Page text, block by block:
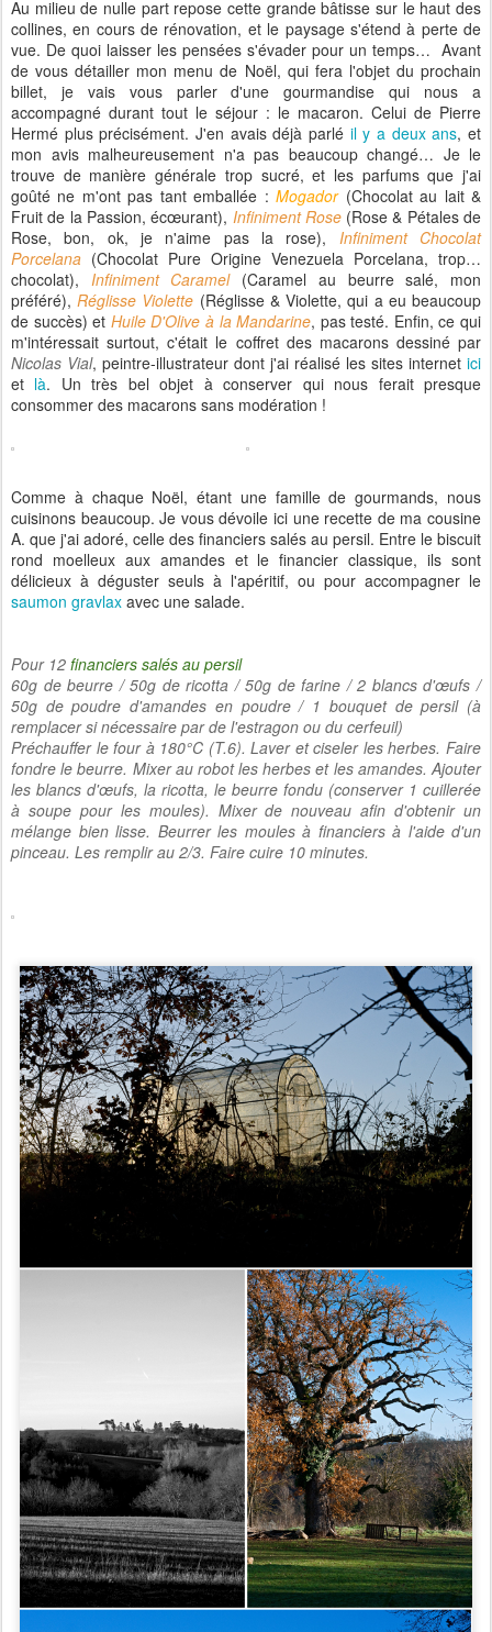
Au milieu de nulle part repose cette grande bâtisse sur le haut des
collines, en cours de rénovation, et le paysage s'étend à perte de
vue. De quoi laisser les pensées s'évader pour un temps… Avant
de vous détailler mon menu de Noël, qui fera l'objet du prochain
billet, je vais vous parler d'une gourmandise qui nous a
accompagné durant tout le séjour : le macaron. Celui de Pierre
Hermé plus précisément. J'en avais déjà parlé il y a deux ans, et
mon avis malheureusement n'a pas beaucoup changé… Je le
trouve de manière générale trop sucré, et les parfums que j'ai
goûté ne m'ont pas tant emballée :Mogador(Chocolat au lait &
Fruit de la Passion, écœurant), Infiniment Rose(Rose & Pétales de
Rose, bon, ok, je n'aime pas la rose), Infiniment Chocolat
Porcelana (Chocolat Pure Origine Venezuela Porcelana, trop…
chocolat), Infiniment Caramel(Caramel au beurre salé, mon
préféré), Réglisse Violette (Réglisse & Violette, qui a eu beaucoup
de succès) et Huile D'Olive à la Mandarine, pas testé. Enfin, ce qui
m'intéressait surtout, c'était le coffret des macarons dessiné par
Nicolas Vial, peintre-illustrateur dont j'ai réalisé les sites internet ici
et là. Un très bel objet à conserver qui nous ferait presque
consommer des macarons sans modération !
Comme à chaque Noël, étant une famille de gourmands, nous
cuisinons beaucoup. Je vous dévoile ici une recette de ma cousine
A. que j'ai adoré, celle des financiers salés au persil. Entre le biscuit
rond moelleux aux amandes et le financier classique, ils sont
délicieux à déguster seuls à l'apéritif, ou pour accompagner le
saumon gravlax avec une salade.
Pour 12 financiers salés au persil
60g de beurre / 50g de ricotta / 50g de farine / 2 blancs d'œufs /
50g de poudre d'amandes en poudre / 1 bouquet de persil (à
remplacer si nécessaire par de l'estragon ou du cerfeuil)
Préchauffer le four à 180°C (T.6). Laver et ciseler les herbes. Faire
fondre le beurre. Mixer au robot les herbes et les amandes. Ajouter
les blancs d'œufs, la ricotta, le beurre fondu (conserver 1 cuillerée
à soupe pour les moules). Mixer de nouveau afin d'obtenir un
mélange bien lisse. Beurrer les moules à financiers à l'aide d'un
pinceau. Les remplir au 2/3. Faire cuire 10 minutes.